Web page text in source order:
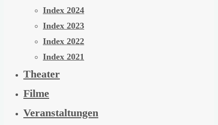
Index 2024
Index 2023
Index 2022
Index 2021
Theater
Filme
Veranstaltungen